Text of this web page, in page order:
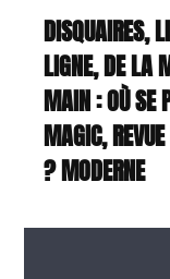
DISQUAIRES,
LIGNE, DE LA
MAIN : OÙ SE
MAGIC,
MODERNE ?